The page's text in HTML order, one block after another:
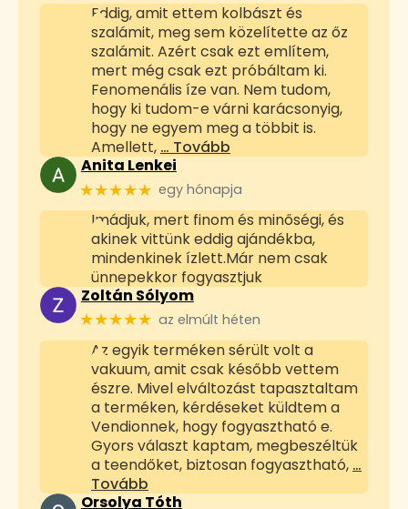
Eddig, amit ettem kolbászt és
szalámit, meg sem közelítette az őz
szalámit. Azért csak ezt említem,
mert még csak ezt próbáltam ki.
Fenomenális íze van. Nem tudom,
hogy ki tudom-e várni karácsonyig,
hogy ne egyem meg a többit is.
Amellett, … Tovább
Anita Lenkei
★★★★★ egy hónapja
Imádjuk, mert finom és minőségi, és
akinek vittünk eddig ajándékba,
mindenkinek ízlett.Már nem csak
ünnepekkor fogyasztjuk
Zoltán Sólyom
★★★★★ az elmúlt héten
Az egyik terméken sérült volt a
vakuum, amit csak később vettem
észre. Mivel elváltozást tapasztaltam
a terméken, kérdéseket küldtem a
Vendionnek, hogy fogyasztható e.
Gyors választ kaptam, megbeszéltük
a teendőket, biztosan fogyasztható, …
Tovább
Orsolya Tóth